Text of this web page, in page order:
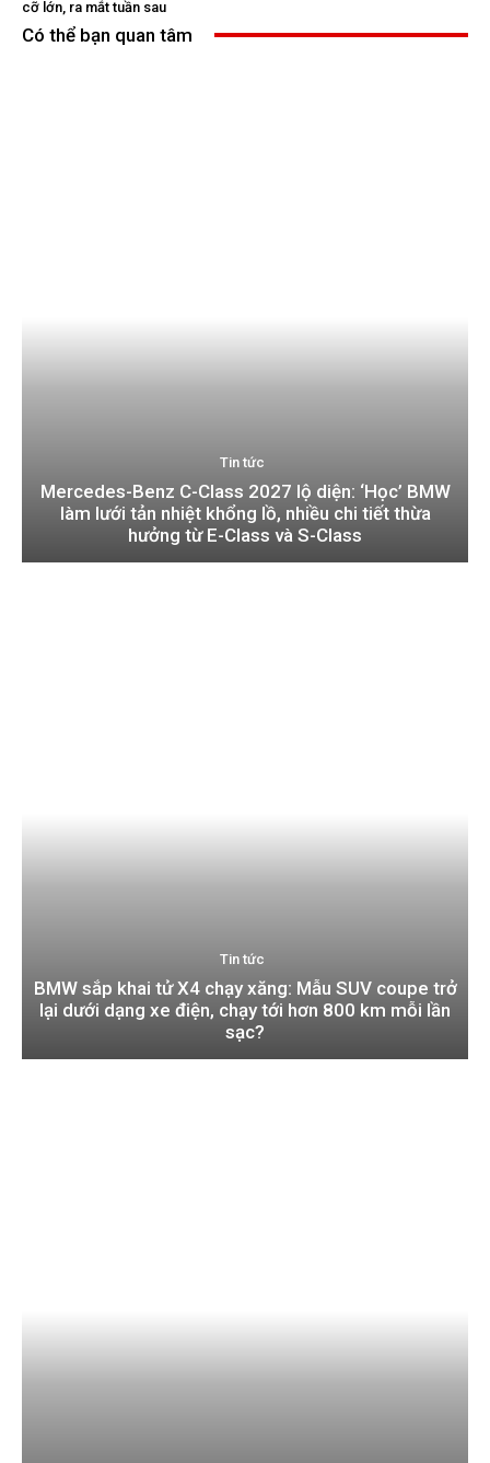
cỡ lớn, ra mắt tuần sau
Có thể bạn quan tâm
Tin tức
Mercedes-Benz C-Class 2027 lộ diện: ‘Học’ BMW
làm lưới tản nhiệt khổng lồ, nhiều chi tiết thừa
hưởng từ E-Class và S-Class
Tin tức
BMW sắp khai tử X4 chạy xăng: Mẫu SUV coupe trở
lại dưới dạng xe điện, chạy tới hơn 800 km mỗi lần
sạc?